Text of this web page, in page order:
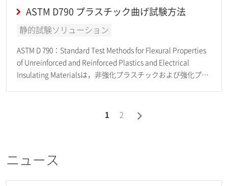
ASTM D790 プラスチック曲げ試験方法
静的試験ソリューション
ASTM D 790：Standard Test Methods for Flexural Properties
of Unreinforced and Reinforced Plastics and Electrical
Insulating Materialsは，非強化プラスチックおよび強化プラ
1 2
ニュース